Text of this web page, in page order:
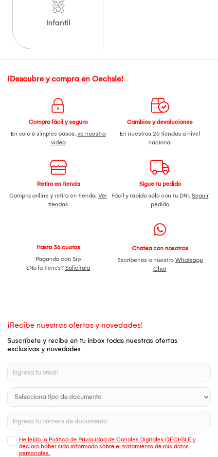
Infantil
¡Descubre y compra en Oechsle!
Compra fácil y seguro
En solo 6 simples pasos, ve nuestro
video
Cambios y devoluciones
En nuestras 26 tiendas a nivel
nacional
Retiro en tienda
Compra online y retira en tienda. Ver
tiendas
Sigue tu pedido
Fácil y rápido sólo con tu DNI. Seguir
pedido
Hasta 36 cuotas
Pagando con Sip
¿No la tienes? Solicítala
Chatea con nosotros
Escríbenos a nuestro Whatsapp
Chat
¡Recibe nuestras ofertas y novedades!
Suscríbete y recibe en tu inbox todas nuestras ofertas
exclusivas y novedades
He leído la Política de Privacidad de Canales Digitales OECHSLE y
declaro haber sido informado sobre el tratamiento de mis datos
personales.